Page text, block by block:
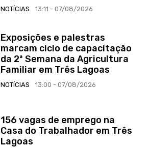
NOTÍCIAS 13:11 - 07/08/2026
Exposições e palestras
marcam ciclo de capacitação
da 2ª Semana da Agricultura
Familiar em Três Lagoas
NOTÍCIAS 13:00 - 07/08/2026
156 vagas de emprego na
Casa do Trabalhador em Três
Lagoas